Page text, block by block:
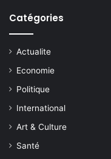
Catégories
Actualite
Economie
Politique
International
Art & Culture
Santé